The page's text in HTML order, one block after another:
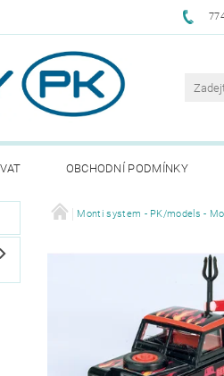
OBCHODNÍ PODMÍNKY
GDPR Monti system - PK/models -